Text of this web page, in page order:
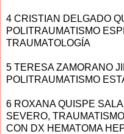
4 CRISTIAN DELGADO
POLITRAUMATISMO
TRAUMATOLOGÍA
5 TERESA ZAMORANO
POLITRAUMATISMO
6 ROXANA QUISPE
SEVERO,
CON DX HEMATOMA